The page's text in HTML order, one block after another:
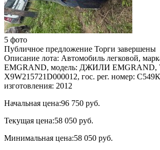
5 фото
Публичное предложение Торги завершены
Описание лота: Автомобиль легковой,
EMGRAND, модель: ДЖИЛИ EMGRAND,
X9W215721D000012, гос. рег. номер:
изготовления: 2012
Начальная цена:96 750 руб.
Текущая цена:58 050 руб.
Минимальная цена:58 050 руб.